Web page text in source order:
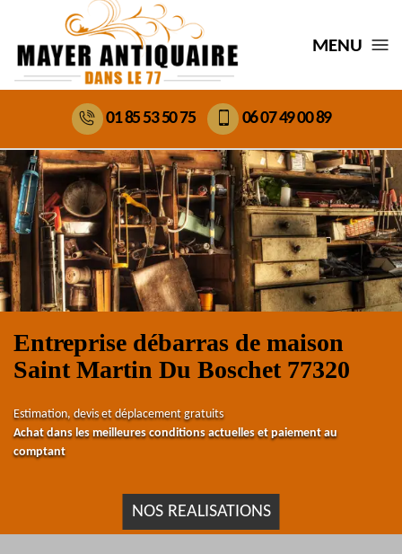
MENU
01 85 53 50 75 06 07 49 00 89
Entreprise débarras de maison
Saint Martin Du Boschet 77320
Estimation, devis et déplacement gratuits
Achat dans les meilleures conditions actuelles et paiement au
comptant
NOS REALISATIONS